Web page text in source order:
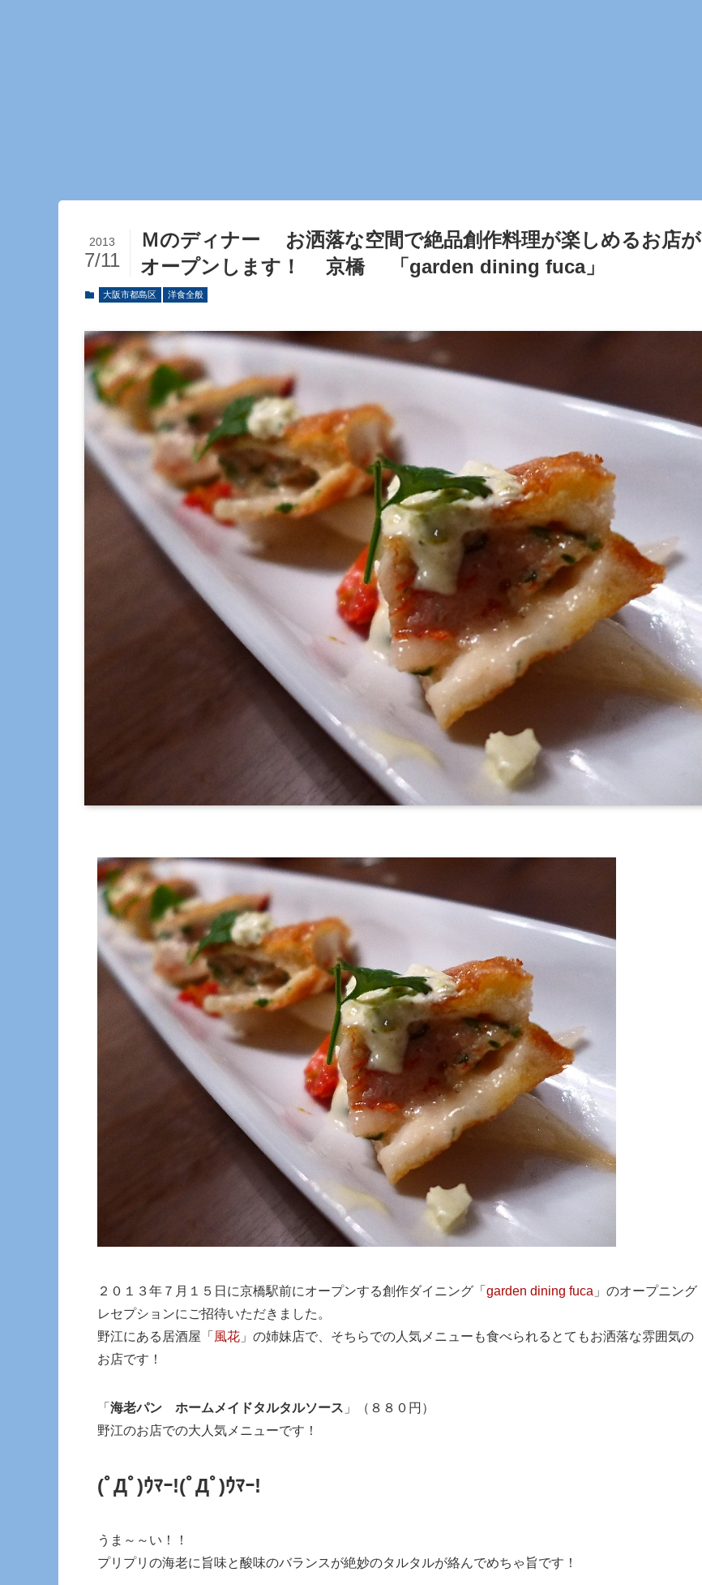
Ｍのディナー お洒落な空間で絶品創作料理が楽しめるお店が
オープンします！ 京橋 「garden dining fuca」
2013
7/11
大阪市都島区 洋食全般
２０１３年７月１５日に京橋駅前にオープンする創作ダイニング「 garden dining fuca 」のオープニング
レセプションにご招待いただきました。
野江にある居酒屋「 風花 」の姉妹店で、そちらでの人気メニューも食べられるとてもお洒落な雰囲気の
お店です！
「 海老パン ホームメイドタルタルソース 」（８８０円）
野江のお店での大人気メニューです！
(ﾟДﾟ)ｳﾏｰ!(ﾟДﾟ)ｳﾏｰ!
うま～～い！！
プリプリの海老に旨味と酸味のバランスが絶妙のタルタルが絡んでめちゃ旨です！